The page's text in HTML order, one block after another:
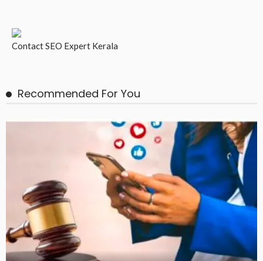
ContactSEO Expert Kerala
Recommended For You